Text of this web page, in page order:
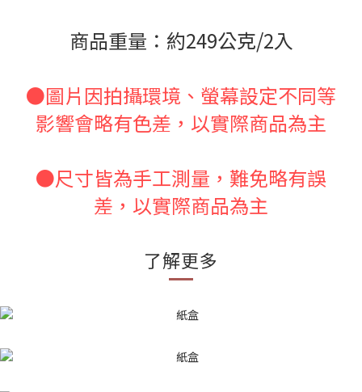
商品重量：約249公克/2入
●圖片因拍攝環境、螢幕設定不同等
影響會略有色差，以實際商品為主
●尺寸皆為手工測量，難免略有誤
差，以實際商品為主
了解更多